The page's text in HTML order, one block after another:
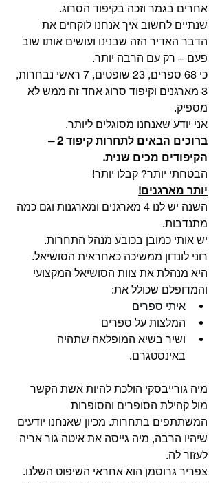
אחרים בגמר וזכה בקיפוד הסרוג.
שנתיים לחשוב איך אנחנו לוקחים את
הדבר האדיר הזה שבנינו ועושים אותו שוב
פעם – רק עם הרבה יותר.
כי 68 ספרים, 23 שופטים, 7 ראשי נבחרות,
3 מארגנים וקיפוד סרוג אחד זה ממש לא
מספיק.
אני יודע שאנחנו מסוגלים ליותר.
ברוכים הבאים לתחרות קיפוד 2 –
הקיפודים מכים שנית.
הבטחתי יותר? קבלו יותר!
יותר מארגנים!
השנה יש לנו 4 מארגנים ומארגנות וגם כמה
מתנדבות.
יש אותי כמובן בכובע מנהל התחרות.
רוני לונדון ממשיכה כאחראית הסושיאל.
היא מנהלת את צוות הסושיאל המקצועי
והמדופלם שכולל את:
איתי ספרים
המלצות על ספרים
ושיר בשיא המופלאה שתהיה
באינסטגרם.
מיה גורייבסקי הולכת להיות אשת הקשר
מול קהילת הסופרים והסופרות
המשתתפים בתחרות. מכיון שאנחנו יודעים
שיהיו הרבה, מיה גייסה את איטה גור אריה
לעזור לה.
צפריר גרוסמן הוא אחראי השיפוט השלנו.